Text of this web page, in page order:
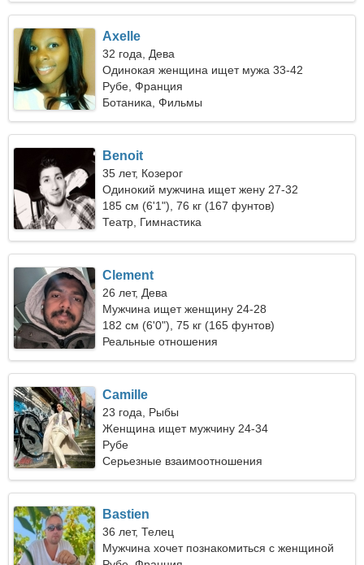
Axelle
32 года, Дева
Одинокая женщина ищет мужа 33-42
Рубе, Франция
Ботаника, Фильмы
Benoit
35 лет, Козерог
Одинокий мужчина ищет жену 27-32
185 см (6'1"), 76 кг (167 фунтов)
Театр, Гимнастика
Clement
26 лет, Дева
Мужчина ищет женщину 24-28
182 см (6'0"), 75 кг (165 фунтов)
Реальные отношения
Camille
23 года, Рыбы
Женщина ищет мужчину 24-34
Рубе
Серьезные взаимоотношения
Bastien
36 лет, Телец
Мужчина хочет познакомиться с женщиной